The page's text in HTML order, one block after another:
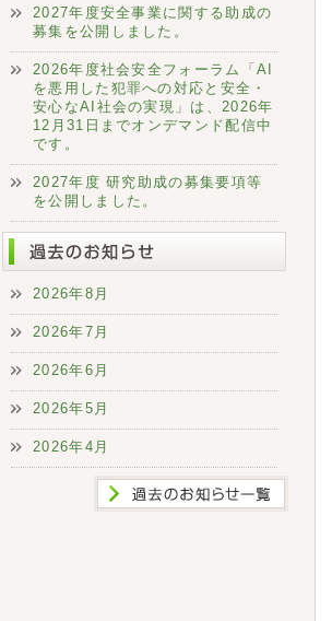
2027年度安全事業に関する助成の
募集を公開しました。
2026年度社会安全フォーラム「AI
を悪用した犯罪への対応と安全・
安心なAI社会の実現」は、2026年
12月31日までオンデマンド配信中
です。
2027年度 研究助成の募集要項等
を公開しました。
2026年8月
2026年7月
2026年6月
2026年5月
2026年4月